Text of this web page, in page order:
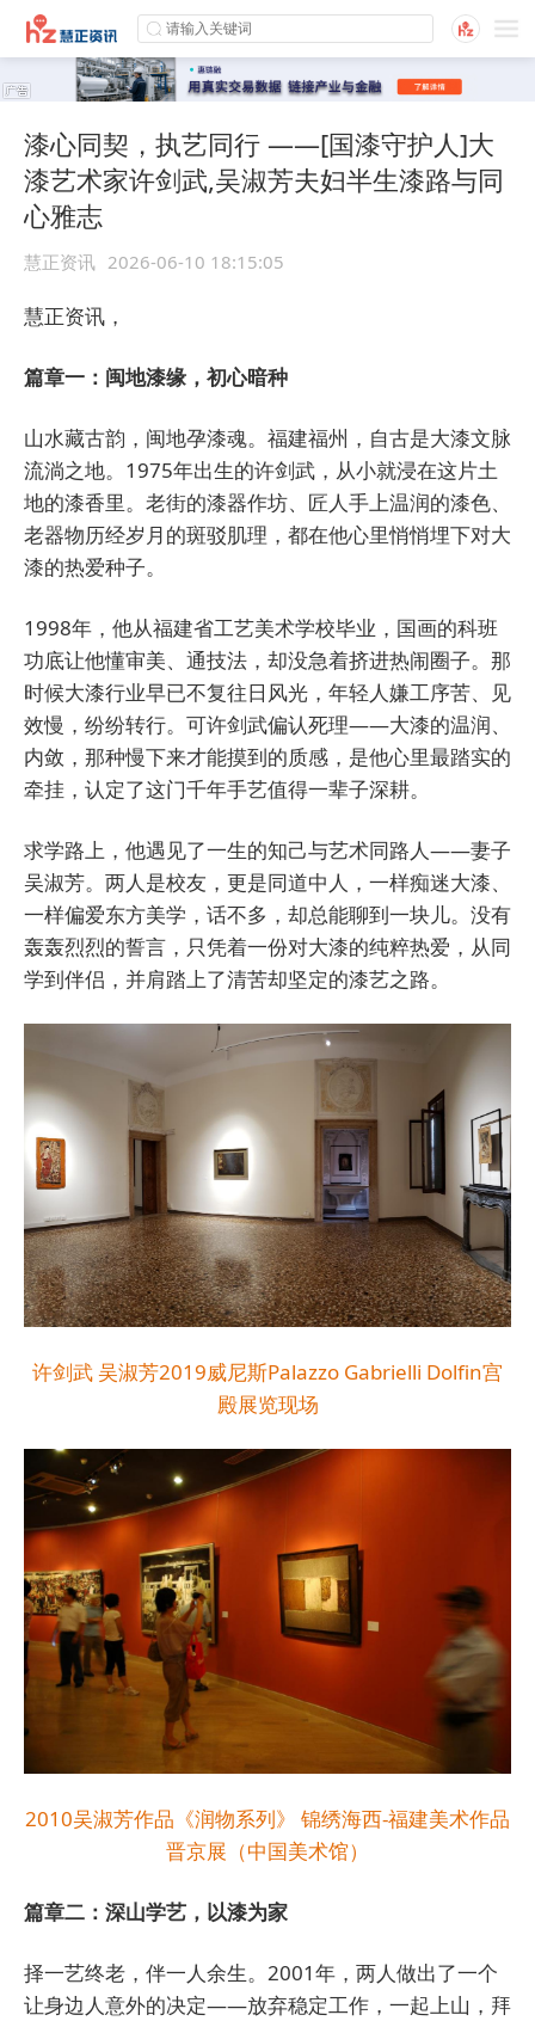
漆心同契，执艺同行 ——[国漆守护人]大
漆艺术家许剑武,吴淑芳夫妇半生漆路与同
心雅志
慧正资讯 2026-06-10 18:15:05
慧正资讯，
篇章一：闽地漆缘，初心暗种
山水藏古韵，闽地孕漆魂。福建福州，自古是大漆文脉
流淌之地。1975年出生的许剑武，从小就浸在这片土
地的漆香里。老街的漆器作坊、匠人手上温润的漆色、
老器物历经岁月的斑驳肌理，都在他心里悄悄埋下对大
漆的热爱种子。
1998年，他从福建省工艺美术学校毕业，国画的科班
功底让他懂审美、通技法，却没急着挤进热闹圈子。那
时候大漆行业早已不复往日风光，年轻人嫌工序苦、见
效慢，纷纷转行。可许剑武偏认死理——大漆的温润、
内敛，那种慢下来才能摸到的质感，是他心里最踏实的
牵挂，认定了这门千年手艺值得一辈子深耕。
求学路上，他遇见了一生的知己与艺术同路人——妻子
吴淑芳。两人是校友，更是同道中人，一样痴迷大漆、
一样偏爱东方美学，话不多，却总能聊到一块儿。没有
轰轰烈烈的誓言，只凭着一份对大漆的纯粹热爱，从同
学到伴侣，并肩踏上了清苦却坚定的漆艺之路。
许剑武 吴淑芳2019威尼斯Palazzo Gabrielli Dolfin宫
殿展览现场
2010吴淑芳作品《润物系列》 锦绣海西-福建美术作品
晋京展（中国美术馆）
篇章二：深山学艺，以漆为家
择一艺终老，伴一人余生。2001年，两人做出了一个
让身边人意外的决定——放弃稳定工作，一起上山，拜